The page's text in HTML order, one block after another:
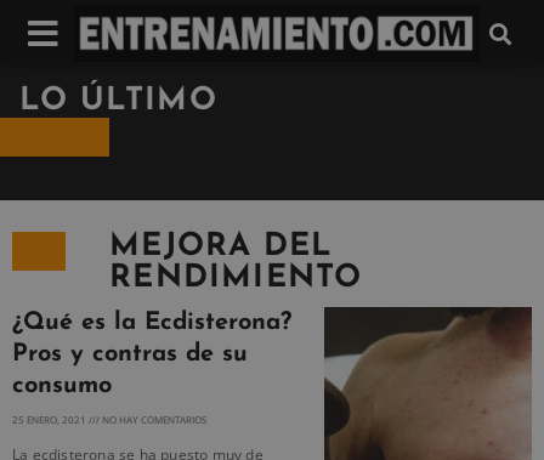
LO ÚLTIMO
MEJORA DEL
RENDIMIENTO
¿Qué es la Ecdisterona?
Pros y contras de su
consumo
25 ENERO, 2021 NO HAY COMENTARIOS
La ecdisterona se ha puesto muy de